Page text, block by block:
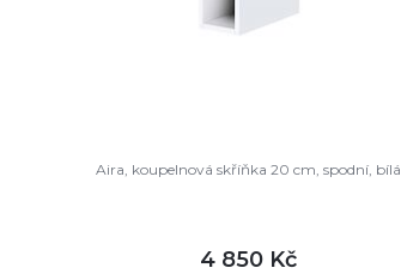
Aira, koupelnová skříňka 20 cm, spodní, bílá
4 850 Kč